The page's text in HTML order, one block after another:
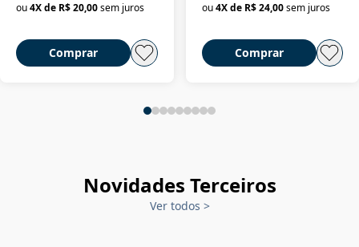
ou4X de R$ 20,00sem juros
Comprar
ou 4X de R$ 24,00 sem juros
Comprar
Novidades Terceiros
Ver todos >